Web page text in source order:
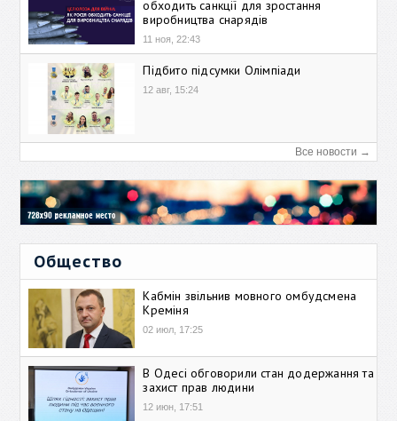
обходить санкції для зростання
виробництва снарядів
11 ноя, 22:43
Підбито підсумки Олімпіади
12 авг, 15:24
Все новости →
Общество
Кабмін звільнив мовного омбудсмена
Креміня
02 июл, 17:25
В Одесі обговорили стан додержання та
захист прав людини
12 июн, 17:51